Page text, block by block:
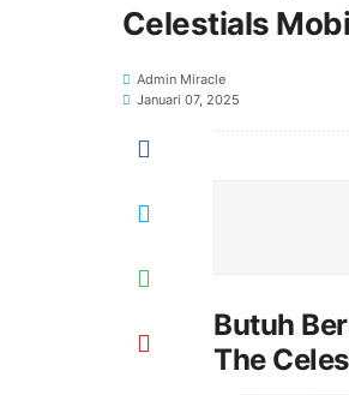
Celestials
Admin Miracle
Januari 07, 2025
Butuh
The